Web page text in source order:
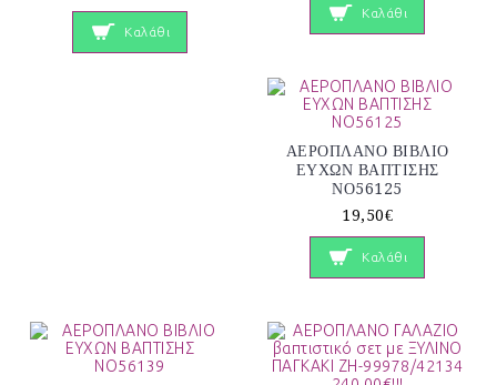
Καλάθι
Καλάθι
ΑΕΡΟΠΛΑΝΟ ΒΙΒΛΙΟ
ΕΥΧΩΝ ΒΑΠΤΙΣΗΣ
ΝΟ56125
19,50€
Καλάθι